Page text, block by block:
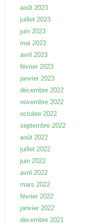
août 2023
juillet 2023
juin 2023
mai 2023
avril 2023
février 2023
janvier 2023
décembre 2022
novembre 2022
octobre 2022
septembre 2022
août 2022
juillet 2022
juin 2022
avril 2022
mars 2022
février 2022
janvier 2022
décembre 2021